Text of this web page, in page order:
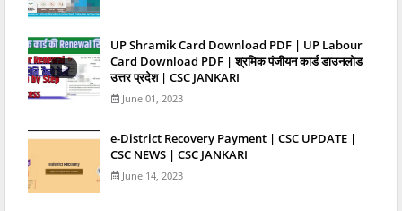
UP Shramik Card Download PDF | UP Labour
Card Download PDF | श्रमिक पंजीयन कार्ड डाउनलोड
उत्तर प्रदेश | CSC JANKARI
June 01, 2023
e-District Recovery Payment | CSC UPDATE |
CSC NEWS | CSC JANKARI
June 14, 2023